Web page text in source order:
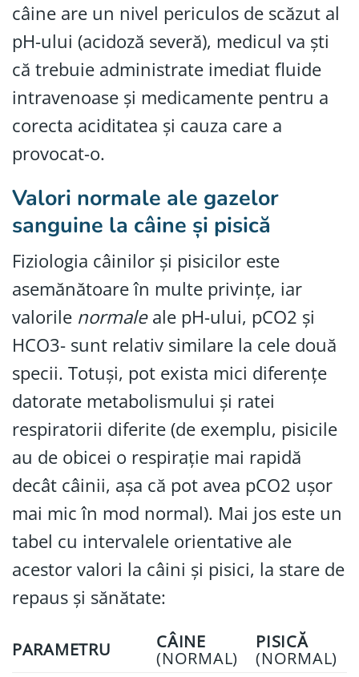
câine are un nivel periculos de scăzut al
pH-ului (acidoză severă), medicul va ști
că trebuie administrate imediat fluide
intravenoase și medicamente pentru a
corecta aciditatea și cauza care a
provocat-o.
Valori normale ale gazelor
sanguine la câine și pisică
Fiziologia câinilor și pisicilor este
asemănătoare în multe privințe, iar
valorile normaleale pH-ului, pCO2 și
HCO3- sunt relativ similare la cele două
specii. Totuși, pot exista mici diferențe
datorate metabolismului și ratei
respiratorii diferite (de exemplu, pisicile
au de obicei o respirație mai rapidă
decât câinii, așa că pot avea pCO2 ușor
mai mic în mod normal). Mai jos este un
tabel cu intervalele orientative ale
acestor valori la câini și pisici, la stare de
repaus și sănătate:
PARAMETRU CÂINE
(NORMAL)
PISICĂ
(NORMAL)